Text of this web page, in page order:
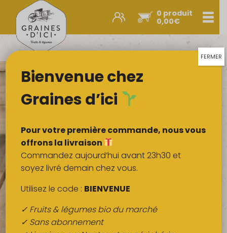
0 produit
0,00€
Promos et nouveautés
Légumes & œufs
Fruits
Viandes
Boulangerie
Crémerie
Poissons
Épicerie sucrée
Épices
Boissons
Bienvenue chez
Graines d’ici
Pour votre première commande, nous vous
offrons la livraison
Commandez aujourd’hui avant 23h30 et
soyez livré demain chez vous.
Utilisez le code : BIENVENUE
✓ Fruits & légumes bio du marché
✓ Sans abonnement
FERMER